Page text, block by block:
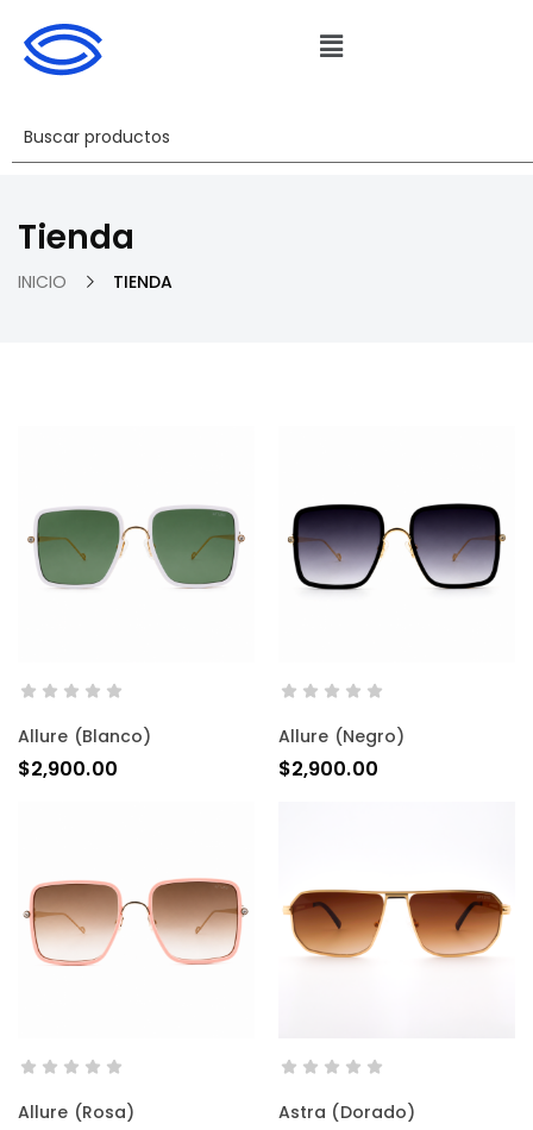
Tienda
INICIO TIENDA
AÑADIR AL CARRITO
Allure (blanco)
$2,900.00
AÑADIR AL CARRITO
Allure (negro)
$2,900.00
AÑADIR AL CARRITO
Allure (rosa)
AÑADIR AL CARRITO
Astra (dorado)